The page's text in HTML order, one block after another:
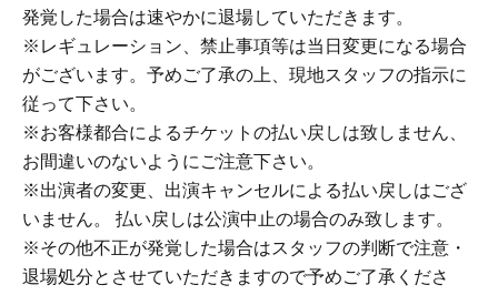
発覚した場合は速やかに退場していただきます。
※レギュレーション、禁止事項等は当日変更になる場合
がございます。予めご了承の上、現地スタッフの指示に
従って下さい。
※お客様都合によるチケットの払い戻しは致しません、
お間違いのないようにご注意下さい。
※出演者の変更、出演キャンセルによる払い戻しはござ
いません。 払い戻しは公演中止の場合のみ致します。
※その他不正が発覚した場合はスタッフの判断で注意・
退場処分とさせていただきますので予めご了承くださ